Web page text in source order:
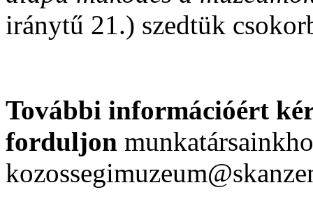
iránytű 21.) szedtük
További információért
forduljon